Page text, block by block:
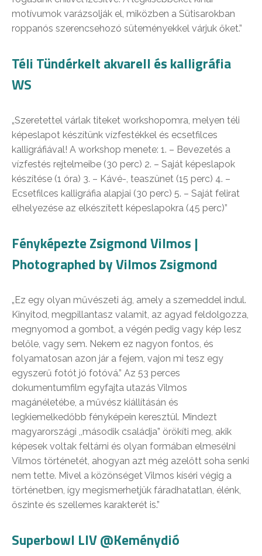
motívumok varázsolják el, miközben a Sütisarokban
roppanós szerencsehozó süteményekkel várjuk őket.”
Téli Tündérkelt akvarell és kalligráfia
WS
„Szeretettel várlak titeket workshopomra, melyen téli
képeslapot készítünk vízfestékkel és ecsetfilces
kalligráfiával! A workshop menete: 1. – Bevezetés a
vízfestés rejtelmeibe (30 perc) 2. – Saját képeslapok
készítése (1 óra) 3. – Kávé-, teaszünet (15 perc) 4. –
Ecsetfilces kalligráfia alapjai (30 perc) 5. – Saját felirat
elhelyezése az elkészített képeslapokra (45 perc)”
Fényképezte Zsigmond Vilmos |
Photographed by Vilmos Zsigmond
„Ez egy olyan művészeti ág, amely a szemeddel indul.
Kinyitod, megpillantasz valamit, az agyad feldolgozza,
megnyomod a gombot, a végén pedig vagy kép lesz
belőle, vagy sem. Nekem ez nagyon fontos, és
folyamatosan azon jár a fejem, vajon mi tesz egy
egyszerű fotót jó fotóvá.” Az 53 perces
dokumentumfilm egyfajta utazás Vilmos
magánéletébe, a művész kiállításán és
legkiemelkedőbb fényképein keresztül. Mindezt
magyarországi ,,második családja” örökíti meg, akik
képesek voltak feltárni és olyan formában elmesélni
Vilmos történetét, ahogyan azt még azelőtt soha senki
nem tette. Mivel a közönséget Vilmos kíséri végig a
történetben, így megismerhetjük fáradhatatlan, élénk,
őszinte és szellemes karakterét is.”
Superbowl LIV @Keménydió